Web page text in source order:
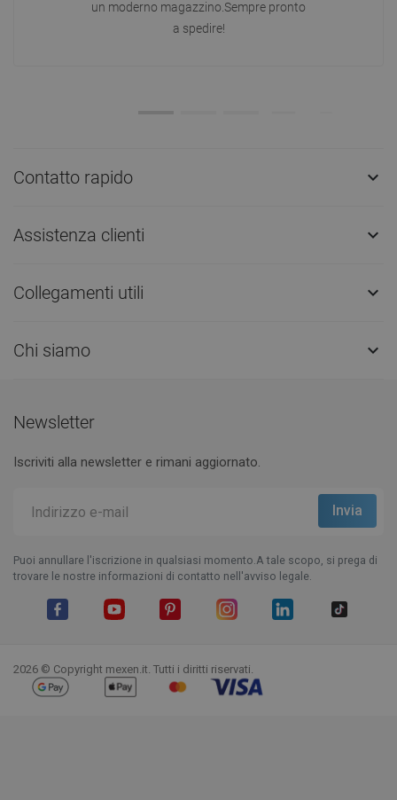
un moderno magazzino.Sempre pronto
a spedire!
Contatto rapido 
Assistenza clienti 
Collegamenti utili 
Chi siamo 
Newsletter
Iscriviti alla newsletter e rimani aggiornato.
Puoi annullare l'iscrizione in qualsiasi momento.A tale scopo, si prega di
trovare le nostre informazioni di contatto nell'avviso legale.
2026 © Copyright mexen.it. Tutti i diritti riservati.